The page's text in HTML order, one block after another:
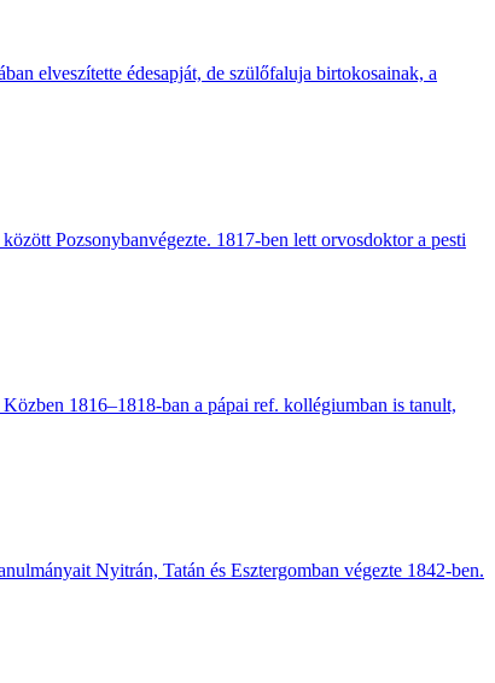
elveszítette édesapját, de szülőfaluja birtokosainak, a
Pozsonybanvégezte. 1817-ben lett orvosdoktor a pesti
1816–1818-ban a pápai ref. kollégiumban is tanult,
Nyitrán, Tatán és Esztergomban végezte 1842-ben.